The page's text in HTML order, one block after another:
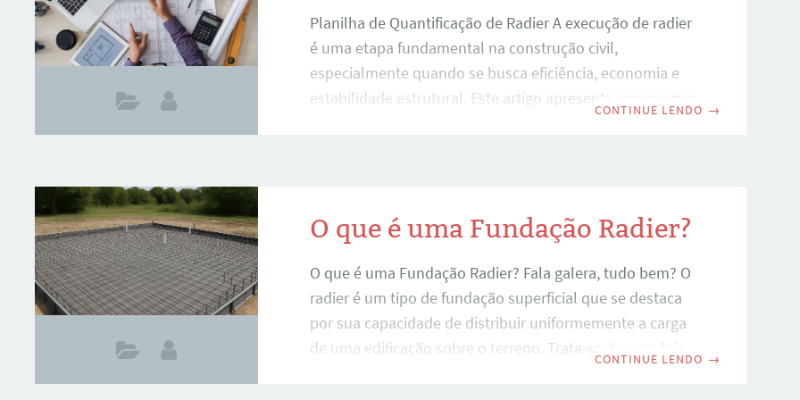
custos
Planilha de Quantificação de Radier A execução de radier
é uma etapa fundamental na construção civil,
especialmente quando se busca eficiência, economia e
estabilidade estrutural. Este artigo apresenta um resumo
material, é aconselhável ler o artigo anterior: O que é
uma Fundação Radier? Uso da Planilha A planilha de
quantificação de radier é
CONTINUE LENDO →
O que é uma Fundação Radier?
O que é uma Fundação Radier? Fala galera, tudo bem? O
radier é um tipo de fundação superficial que se destaca
por sua capacidade de distribuir uniformemente a carga
de uma edificação sobre o terreno. Trata-se de uma laje
CONTINUE LENDO →